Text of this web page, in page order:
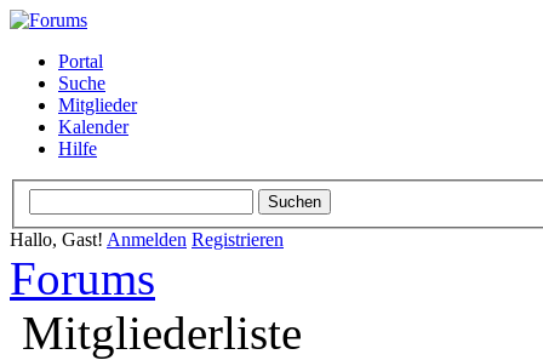
Portal
Suche
Mitglieder
Kalender
Hilfe
Hallo, Gast! Anmelden Registrieren
Forums
Mitgliederliste